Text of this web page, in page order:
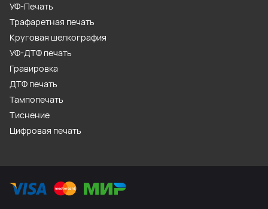
УФ-Печать
Трафаретная печать
Круговая шелкография
УФ-ДТФ печать
Гравировка
ДТФ печать
Тампопечать
Тиснение
Цифровая печать